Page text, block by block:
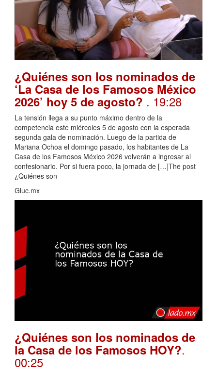
¿Quiénes son los nominados de
‘La Casa de los Famosos México
2026’ hoy 5 de agosto? . 19:28
La tensión llega a su punto máximo dentro de la
competencia este miércoles 5 de agosto con la esperada
segunda gala de nominación. Luego de la partida de
Mariana Ochoa el domingo pasado, los habitantes de La
Casa de los Famosos México 2026 volverán a ingresar al
confesionario. Por si fuera poco, la jornada de […]The post
¿Quiénes son
Gluc.mx
¿Quiénes son los nominados de
la Casa de los Famosos HOY?.
00:25